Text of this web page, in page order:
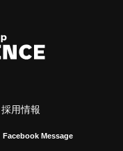
採用情報
Facebook Message